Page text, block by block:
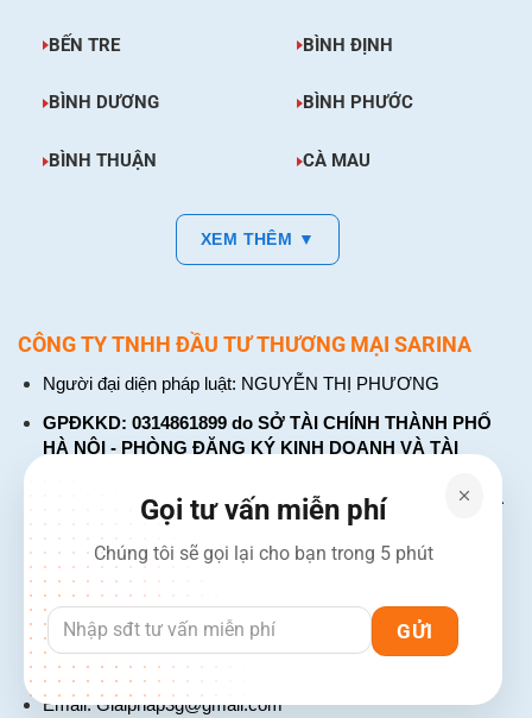
BẾN TRE BÌNH ĐỊNH
BÌNH DƯƠNG BÌNH PHƯỚC
BÌNH THUẬN CÀ MAU
XEM THÊM ▼
CÔNG TY TNHH ĐẦU TƯ THƯƠNG MẠI SARINA
Người đại diện pháp luật: NGUYỄN THỊ PHƯƠNG
GPĐKKD: 0314861899 do SỞ TÀI CHÍNH THÀNH PHỐ
HÀ NỘI - PHÒNG ĐĂNG KÝ KINH DOANH VÀ TÀI
tháng 01 năm 2018. Đăng ký thay đổi lần thứ: 4, ngày 31
tháng 03 năm 2026
226 Đường Láng, Đống Đa, Hà Nội
137 Đường Hòa Hưng, Phường 12, Quận 10, TP. Hồ Chí
Minh
Hotline: 1900 2106 - 0386 001 001
Email:Giaiphap3g@gmail.com
Gọi tư vấn miễn phí
Chúng tôi sẽ gọi lại cho bạn trong 5 phút